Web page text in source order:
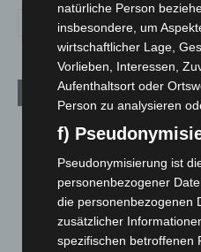
Aktuelle Beiträge
Kunst trifft Weingenuss:
Werke im Jacques’ Wein-
8. August 2026
A2: Zweite Turbobaustelle
und Bothfeld
8. August 2026
natürliche Person
insbesondere, um
wirtschaftlicher Lage,
Vorlieben, Interessen,
Aufenthaltsort oder
Person zu analysieren
f)
Pseudonymisierung ist
personenbezogener
die personenbezogenen
zusätzlicher
spezifischen betroffenen